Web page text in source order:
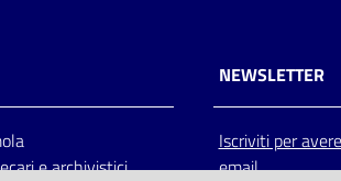
e archivistici
NEWSLETTER
Iscriviti per
email